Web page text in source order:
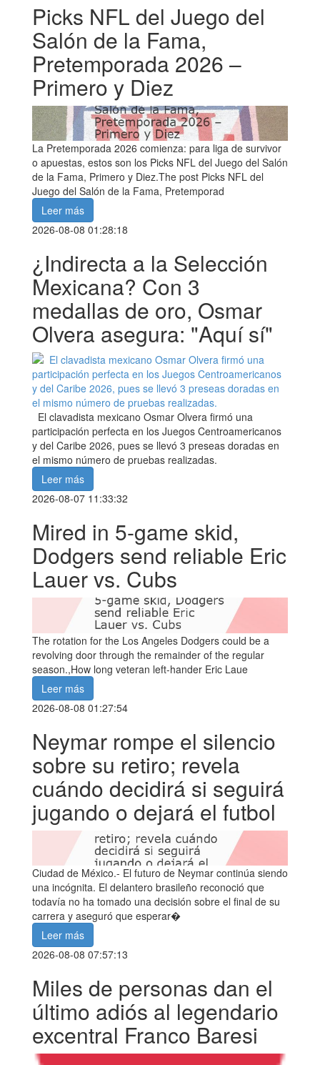
Picks NFL del Juego del
Salón de la Fama,
Pretemporada 2026 –
Primero y Diez
La Pretemporada 2026 comienza: para liga de survivor
o apuestas, estos son los Picks NFL del Juego del Salón
de la Fama, Primero y Diez.The post Picks NFL del
Juego del Salón de la Fama, Pretemporad
Leer más
2026-08-08 01:28:18
¿Indirecta a la Selección
Mexicana? Con 3
medallas de oro, Osmar
Olvera asegura: "Aquí sí"
El clavadista mexicano Osmar Olvera firmó una
participación perfecta en los Juegos Centroamericanos
y del Caribe 2026, pues se llevó 3 preseas doradas en
el mismo número de pruebas realizadas.
Leer más
2026-08-07 11:33:32
Mired in 5-game skid,
Dodgers send reliable Eric
Lauer vs. Cubs
The rotation for the Los Angeles Dodgers could be a
revolving door through the remainder of the regular
season.,How long veteran left-hander Eric Laue
Leer más
2026-08-08 01:27:54
Neymar rompe el silencio
sobre su retiro; revela
cuándo decidirá si seguirá
jugando o dejará el futbol
Ciudad de México.- El futuro de Neymar continúa siendo
una incógnita. El delantero brasileño reconoció que
todavía no ha tomado una decisión sobre el final de su
carrera y aseguró que esperar�
Leer más
2026-08-08 07:57:13
Miles de personas dan el
último adiós al legendario
excentral Franco Baresi